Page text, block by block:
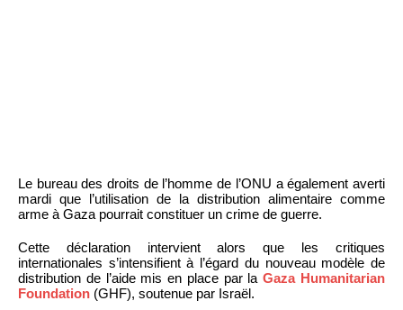
Le bureau des droits de l’homme de l’ONU a également averti
mardi que l’utilisation de la distribution alimentaire comme
arme à Gaza pourrait constituer un crime de guerre.
Cette déclaration intervient alors que les critiques
internationales s’intensifient à l’égard du nouveau modèle de
distribution de l’aide mis en place par laGaza Humanitarian
Foundation (GHF), soutenue par Israël.